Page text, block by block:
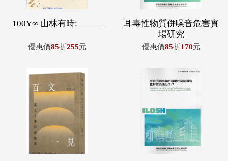
100Y∞ 山林有時: _____
優惠價85折255元
耳毒性物質併噪音危害實
場研究
優惠價85折170元